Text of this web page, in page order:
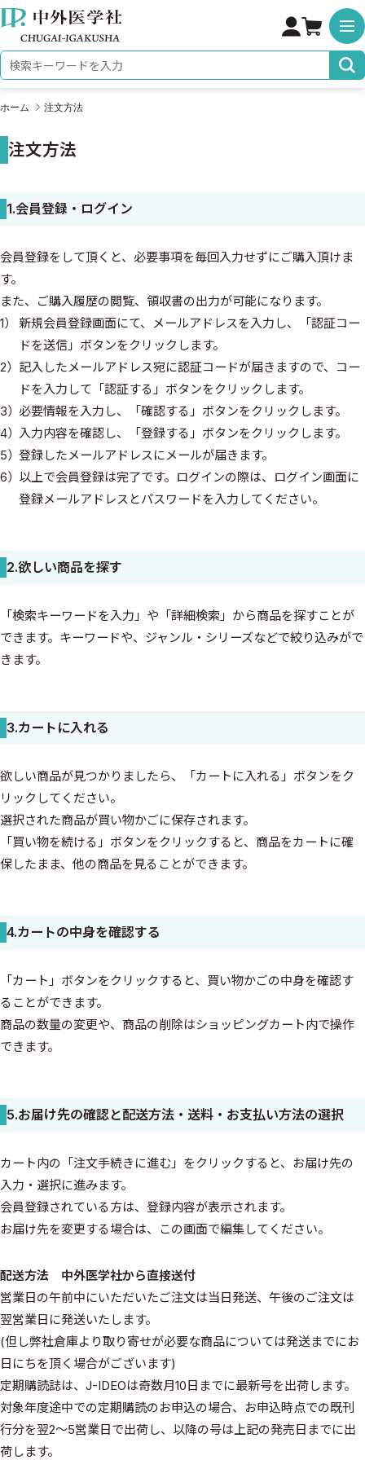
株式会社 中外医学社
検索キーワード
ホーム 注文方法
注文方法
1.会員登録・ログイン
会員登録をして頂くと、必要事項を毎回入力せずにご購入頂けま
す。
また、ご購入履歴の閲覧、領収書の出力が可能になります。
新規会員登録画面にて、メールアドレスを入力し、「認証コー
ドを送信」ボタンをクリックします。
記入したメールアドレス宛に認証コードが届きますので、コー
ドを入力して「認証する」ボタンをクリックします。
必要情報を入力し、「確認する」ボタンをクリックします。
入力内容を確認し、「登録する」ボタンをクリックします。
登録したメールアドレスにメールが届きます。
以上で会員登録は完了です。ログインの際は、ログイン画面に
登録メールアドレスとパスワードを入力してください。
2.欲しい商品を探す
「検索キーワードを入力」や「詳細検索」から商品を探すことが
できます。キーワードや、ジャンル・シリーズなどで絞り込みがで
きます。
3.カートに入れる
欲しい商品が見つかりましたら、「カートに入れる」ボタンをク
リックしてください。
選択された商品が買い物かごに保存されます。
「買い物を続ける」ボタンをクリックすると、商品をカートに確
保したまま、他の商品を見ることができます。
4.カートの中身を確認する
「カート」ボタンをクリックすると、買い物かごの中身を確認す
ることができます。
商品の数量の変更や、商品の削除はショッピングカート内で操作
できます。
5.お届け先の確認と配送方法・送料・お支払い方法の選択
カート内の「注文手続きに進む」をクリックすると、お届け先の
入力・選択に進みます。
会員登録されている方は、登録内容が表示されます。
お届け先を変更する場合は、この画面で編集してください。
配送方法 中外医学社から直接送付
営業日の午前中にいただいたご注文は当日発送、午後のご注文は
翌営業日に発送いたします。
(但し弊社倉庫より取り寄せが必要な商品については発送までにお
日にちを頂く場合がございます)
定期購読誌は、J-IDEOは奇数月10日までに最新号を出荷します。
対象年度途中での定期購読のお申込の場合、お申込時点での既刊
行分を翌2～5営業日で出荷し、以降の号は上記の発売日までに出
荷します。